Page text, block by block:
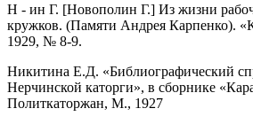
Н - ин Г. [Новополин Г.] Из жизни
кружков. (Памяти Андрея Карпенко).
1929, № 8-9.
Никитина Е.Д. «Библиографический
Нерчинской каторги», в сборнике
Политкаторжан, М., 1927